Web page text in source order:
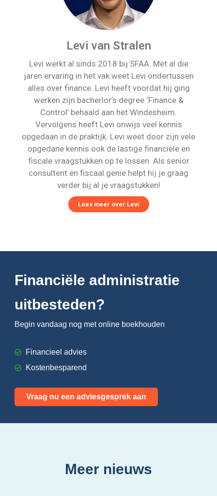
Levi van Stralen
Levi werkt al sinds 2018 bij SFAA. Met al die
jaren ervaring in het vak weet Levi ondertussen
alles over finance. Levi heeft voordat hij ging
werken zijn bacherlor’s degree ‘Finance &
Control’ behaald aan het Windesheim.
Vervolgens heeft Levi onwijs veel kennis
opgedaan in de praktijk. Levi weet door zijn vele
opgedane kennis ook de lastige financiële en
fiscale vraagstukken op te lossen. Als senior
consultent en fiscaal genie helpt hij je graag
verder bij al je vraagstukken!
Lees meer over Levi
Financiële administratie
uitbesteden?
Begin vandaag nog met online boekhouden
Financieel advies
Kostenbesparend
Vraag nu een adviesgesprek aan
Meer nieuws